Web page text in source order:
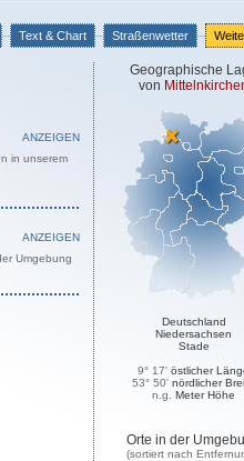
Text & Chart Straßenwetter
ANZEIGEN
in unserem
ANZEIGEN
Umgebung
Geographische
von
Deutschland
Niedersachsen
Stade
9° 17' östlicher
53° 50' nördlicher
n.g.
Meter Höhe
Orte in der
(sortiert nach